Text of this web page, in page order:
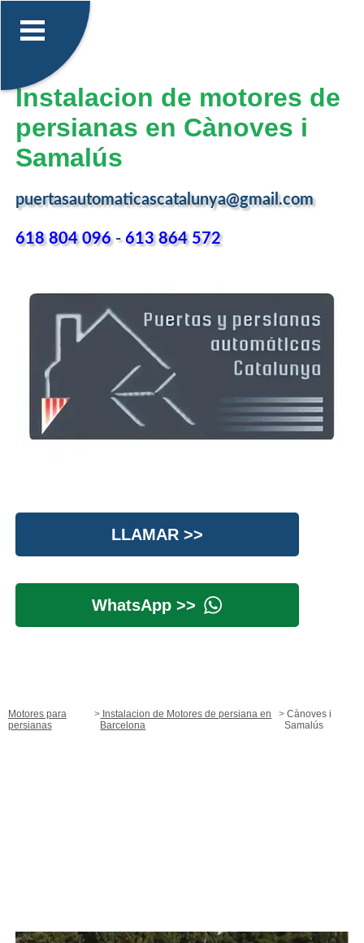
Instalacion de motores de
persianas en Cànoves i
Samalús
puertasautomaticascatalunya@gmail.com
618 804 096-613 864 572
LLAMAR >>
WhatsApp >>
Motores para
persianas
Instalacion de Motores de persiana en
Barcelona
Cànoves i
Samalús